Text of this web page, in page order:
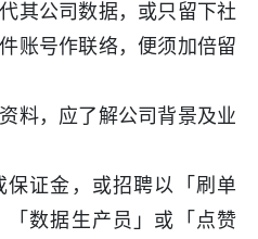
其公司数据，或只留下社
账号作联络，便须加倍留
料，应了解公司背景及业
证金，或招聘以「刷单
「数据生产员」或「点赞